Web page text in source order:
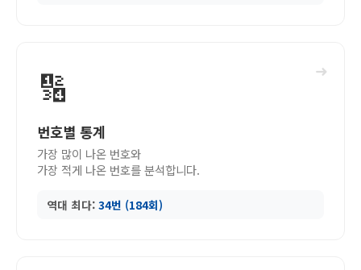
➜
🔢
번호별 통계
가장 많이 나온 번호와
가장 적게 나온 번호를 분석합니다.
역대 최다: 34번 (184회)